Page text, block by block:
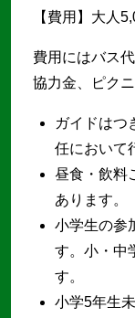
【費用】大人
費用にはバス
協力金、ピク
ガイドはつ
任において
昼食・飲料
あります。
小学生の参
す。小・中
す。
小学5年生